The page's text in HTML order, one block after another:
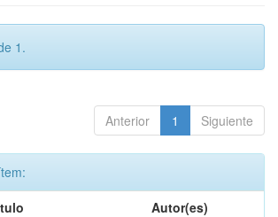
1.
Anterior 1 Siguiente
Autor(es)